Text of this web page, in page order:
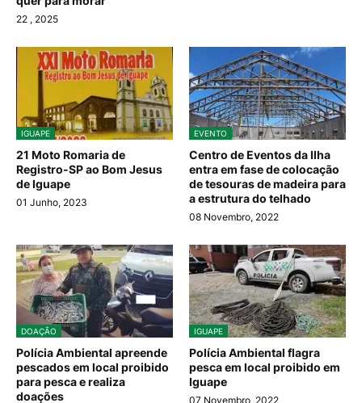
22 , 2025
IGUAPE
21 Moto Romaria de
Registro-SP ao Bom Jesus
de Iguape
01 Junho, 2023
EVENTO
Centro de Eventos da Ilha
entra em fase de colocação
de tesouras de madeira para
a estrutura do telhado
08 Novembro, 2022
DOAÇÃO
Polícia Ambiental apreende
pescados em local proibido
para pesca e realiza
doações
IGUAPE
Polícia Ambiental flagra
pesca em local proibido em
Iguape
07 Novembro, 2022